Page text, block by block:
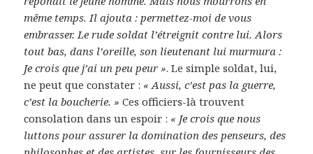
même temps. Il ajouta : permettez-moi de vous
embrasser. Le rude soldat l’étreignit contre lui. Alors
tout bas, dans l’oreille, son lieutenant lui murmura :
Je crois que j’ai un peu peur ». Le simple soldat, lui,
ne peut que constater : « Aussi, c’est pas la guerre,
c’est la boucherie. » Ces officiers-là trouvent
consolation dans un espoir : « Je crois que nous
luttons pour assurer la domination des penseurs, des